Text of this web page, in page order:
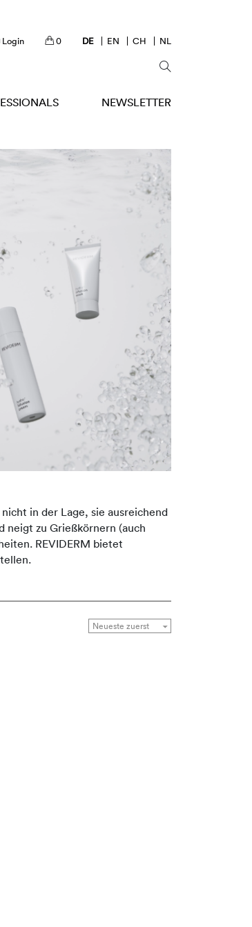
Login 0 DE EN CH NL
NEWSLETTER
in der Lage, sie ausreichend
neigt zu Grießkörnern (auch
REVIDERM bietet